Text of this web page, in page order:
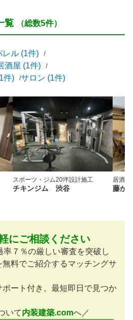
覧 （総数5件）
レル (1件)
酒屋 (1件)
件)
サロン (1件)
スポーツ・ジム20坪設計施工
チキンジム 渋谷
居酒屋
藤が
にご相談ください
率７％の厳しい審査を突破し
料でご紹介するマッチングサ
ート付き。最短即日で見つか
いて内装建築.comへ／